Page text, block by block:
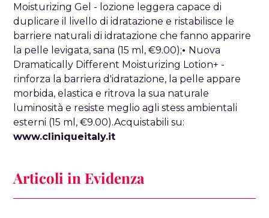
Moisturizing Gel - lozione leggera capace di
duplicare il livello di idratazione e ristabilisce le
barriere naturali di idratazione che fanno apparire
la pelle levigata, sana (15 ml, €9.00);• Nuova
Dramatically Different Moisturizing Lotion+ -
rinforza la barriera d'idratazione, la pelle appare
morbida, elastica e ritrova la sua naturale
luminosità e resiste meglio agli stess ambientali
esterni (15 ml, €9.00).Acquistabili su:
www.cliniqueitaly.it
Articoli in Evidenza